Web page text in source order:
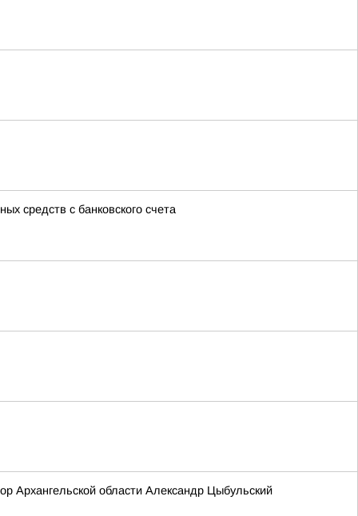
средств с банковского счета
Архангельской области Александр Цыбульский